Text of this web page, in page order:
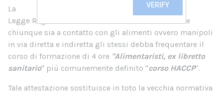
La
Legge Regionale 22 del 24/07/2007 stabilisce che
chiunque sia a contatto con gli alimenti ovvero manipoli
in via diretta e indiretta gli stessi debba frequentare il
corso di formazione di 4 ore "Alimentaristi, ex libretto
sanitario" più comunemente definito "corso HACCP".
Tale attestazione sostituisce in toto la vecchia normativa